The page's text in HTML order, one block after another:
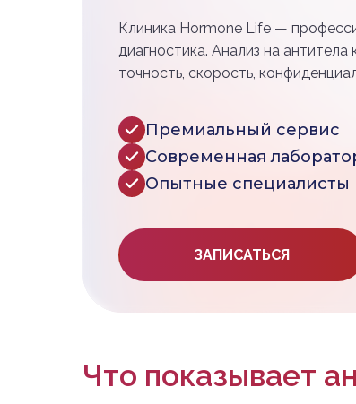
Клиника Hormone Life —
диагностика. Анализ на
точность, скорость,
Премиальный сервис
Современная
Опытные специалисты
ЗАПИСАТЬСЯ
Что показывает